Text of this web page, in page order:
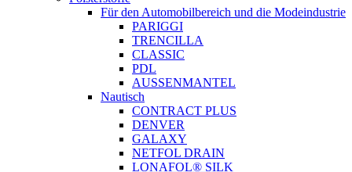
Für den Automobilbereich und die Modeindustrie
PARIGGI
TRENCILLA
CLASSIC
PDL
AUSSENMANTEL
Nautisch
CONTRACT PLUS
DENVER
GALAXY
NETFOL DRAIN
LONAFOL® SILK